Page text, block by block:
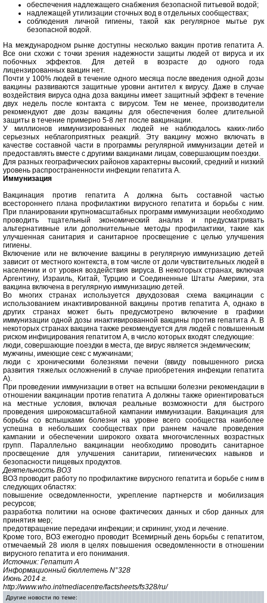
обеспечения надлежащего снабжения безопасной питьевой водой;
надлежащей утилизации сточных вод в отдельных сообществах;
соблюдения личной гигиены, такой как регулярное мытье рук
безопасной водой.
На международном рынке доступны несколько вакцин против гепатита А.
Все они схожи с точки зрения надежности защиты людей от вируса и их
побочных эффектов. Для детей в возрасте до одного года
лицензированных вакцин нет.
Почти у 100% людей в течение одного месяца после введения одной дозы
вакцины развиваются защитные уровни антител к вирусу. Даже в случае
воздействия вируса одна доза вакцины имеет защитный эффект в течение
двух недель после контакта с вирусом. Тем не менее, производители
рекомендуют две дозы вакцины для обеспечения более длительной
защиты в течение примерно 5-8 лет после вакцинации.
У миллионов иммунизированных людей не наблюдалось каких-либо
серьезных неблагоприятных реакций. Эту вакцину можно включать в
качестве составной части в программы регулярной иммунизации детей и
предоставлять вместе с другими вакцинами лицам, совершающим поездки.
Для разных географических районов характерны высокий, средний и низкий
уровень распространенности инфекции гепатита А.
Иммунизация
Вакцинация против гепатита А должна быть составной частью
всестороннего плана профилактики вирусного гепатита и борьбы с ним.
При планировании крупномасштабных программ иммунизации необходимо
проводить тщательный экономический анализ и предусматривать
альтернативные или дополнительные методы профилактики, такие как
улучшенная санитария и санитарное просвещение с целью улучшения
гигиены.
Включение или не включение вакцины в регулярную иммунизацию детей
зависит от местного контекста, в том числе от доли чувствительных людей в
населении и от уровня воздействия вируса. В некоторых странах, включая
Аргентину, Израиль, Китай, Турцию и Соединенные Штаты Америки, эта
вакцина включена в регулярную иммунизацию детей.
Во многих странах используется двухдозовая схема вакцинации с
использованием инактивированной вакцины против гепатита А, однако в
других странах может быть предусмотрено включение в графики
иммунизации одной дозы инактивированной вакцины против гепатита А. В
некоторых странах вакцина также рекомендуется для людей с повышенным
риском инфицирования гепатитом А, в число которых входят следующие:
люди, совершающие поездки в места, где вирус является эндемическим;
мужчины, имеющие секс с мужчинами;
люди с хроническими болезнями печени (ввиду повышенного риска
развития тяжелых осложнений в случае приобретения инфекции гепатита
А).
При проведении иммунизации в ответ на вспышки болезни рекомендации в
отношении вакцинации против гепатита А должны также ориентироваться
на местные условия, включая реальные возможности для быстрого
проведения широкомасштабной кампании иммунизации. Вакцинация для
борьбы со вспышками болезни на уровне всего сообщества наиболее
успешна в небольших сообществах при раннем начале проведения
кампании и обеспечении широкого охвата многочисленных возрастных
групп. Параллельно вакцинации необходимо проводить санитарное
просвещение для улучшения санитарии, гигиенических навыков и
безопасности пищевых продуктов.
Деятельность ВОЗ
ВОЗ проводит работу по профилактике вирусного гепатита и борьбе с ним в
следующих областях:
повышение осведомленности, укрепление партнерств и мобилизация
ресурсов;
разработка политики на основе фактических данных и сбор данных для
принятия мер;
предотвращение передачи инфекции; и скрининг, уход и лечение.
Кроме того, ВОЗ ежегодно проводит Всемирный день борьбы с гепатитом,
отмечаемый 28 июля в целях повышения осведомленности в отношении
вирусного гепатита и его понимания.
Источник: Гепатит А
Информационный бюллетень N°328
Июнь 2014 г.
http://www.who.int/mediacentre/factsheets/fs328/ru/
Другие новости по теме: